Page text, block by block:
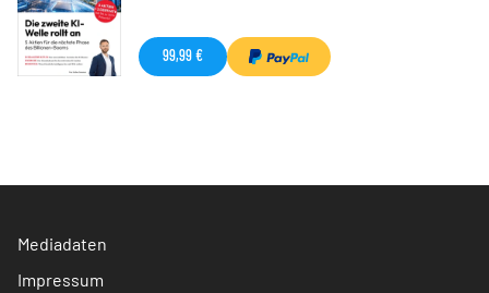
99,99 €
Mediadaten
Impressum